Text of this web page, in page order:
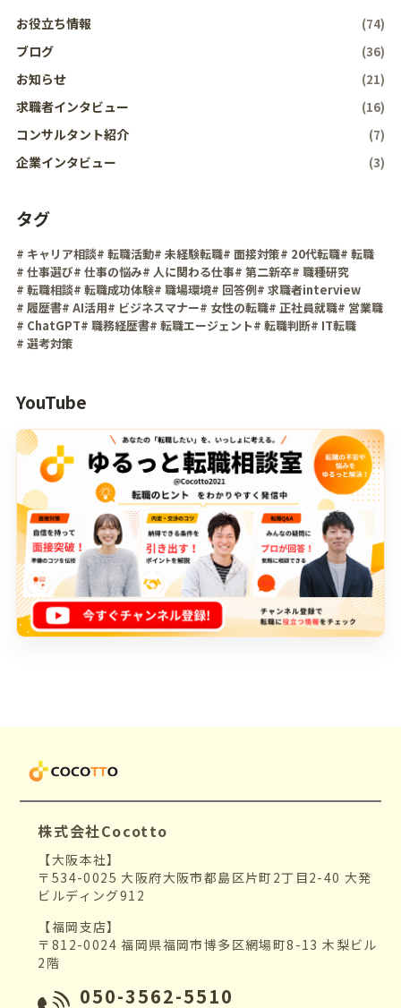
お役立ち情報 (74)
ブログ (36)
お知らせ (21)
求職者インタビュー (16)
コンサルタント紹介 (7)
企業インタビュー (3)
タグ
# キャリア相談# 転職活動# 未経験転職# 面接対策# 20代転職# 転職
# 仕事選び# 仕事の悩み# 人に関わる仕事# 第二新卒# 職種研究
# 転職相談# 転職成功体験# 職場環境# 回答例# 求職者interview
# 履歴書# AI活用# ビジネスマナー# 女性の転職# 正社員就職# 営業職
# ChatGPT# 職務経歴書# 転職エージェント# 転職判断# IT転職
# 選考対策
YouTube
株式会社Cocotto
【大阪本社】
〒534-0025 大阪府大阪市都島区片町2丁目2-40 大発
ビルディング912
【福岡支店】
〒812-0024 福岡県福岡市博多区網場町8-13 木梨ビル
2階
050-3562-5510